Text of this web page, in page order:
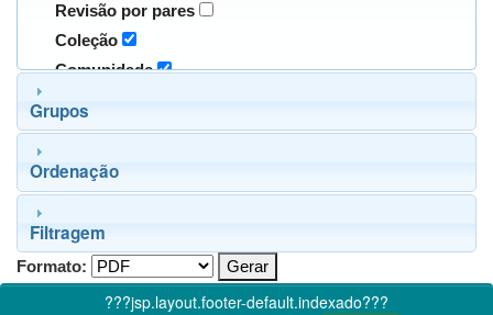
Revisão por pares
Coleção
Comunidade
Grupos
Ordenação
Filtragem
Formato:
???jsp.layout.footer-default.indexado???